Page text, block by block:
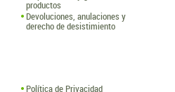
productos
Devoluciones, anulaciones y
derecho de desistimiento
Política de Privacidad